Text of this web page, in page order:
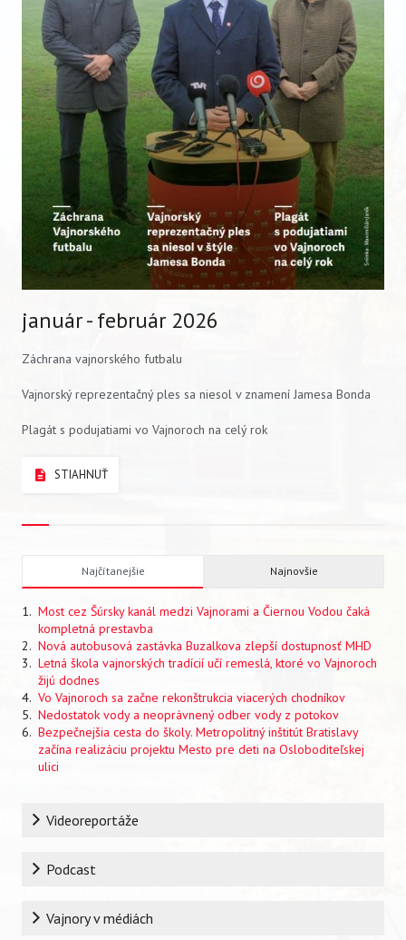
VIDEO
AUDIO
ARCHÍV VYDANÍ
január - február 2026
Záchrana vajnorského futbalu
Vajnorský reprezentačný ples sa niesol v znamení Jamesa Bonda
Plagát s podujatiami vo Vajnoroch na celý rok
STIAHNUŤ
Najčítanejšie Najnovšie
Most cez Šúrsky kanál medzi Vajnorami a Čiernou Vodou čaká
kompletná prestavba
Nová autobusová zastávka Buzalkova zlepší dostupnosť MHD
Letná škola vajnorských tradícií učí remeslá, ktoré vo Vajnoroch
žijú dodnes
Vo Vajnoroch sa začne rekonštrukcia viacerých chodníkov
Nedostatok vody a neoprávnený odber vody z potokov
Bezpečnejšia cesta do školy. Metropolitný inštitút Bratislavy
začína realizáciu projektu Mesto pre deti na Osloboditeľskej
ulici
RubrikaVideoreportáže
Podcast
Vajnory v médiách